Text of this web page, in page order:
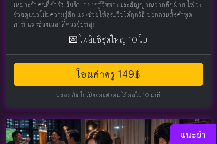
เหมาะกับคนที่กำลังเริ่มจีบ อยากรู้จังหวะและสัญญาณจากอีกฝ่าย ไพ่จะ
ช่วยดูแนวโน้มความรู้สึก และช่วยให้คุณจีบได้ถูกวิธี บอกครบทั้งคำพูด
ท่าที และช่วงเวลาที่ควรจีบที่สุด
💌 ไพ่ยิปซีชุดใหญ่ 10 ใบ
โอนค่าครู 149฿
ปลอดภัย ไม่เปิดเผยตัวตน ได้ผลใน 10 นาที
แนะนำ